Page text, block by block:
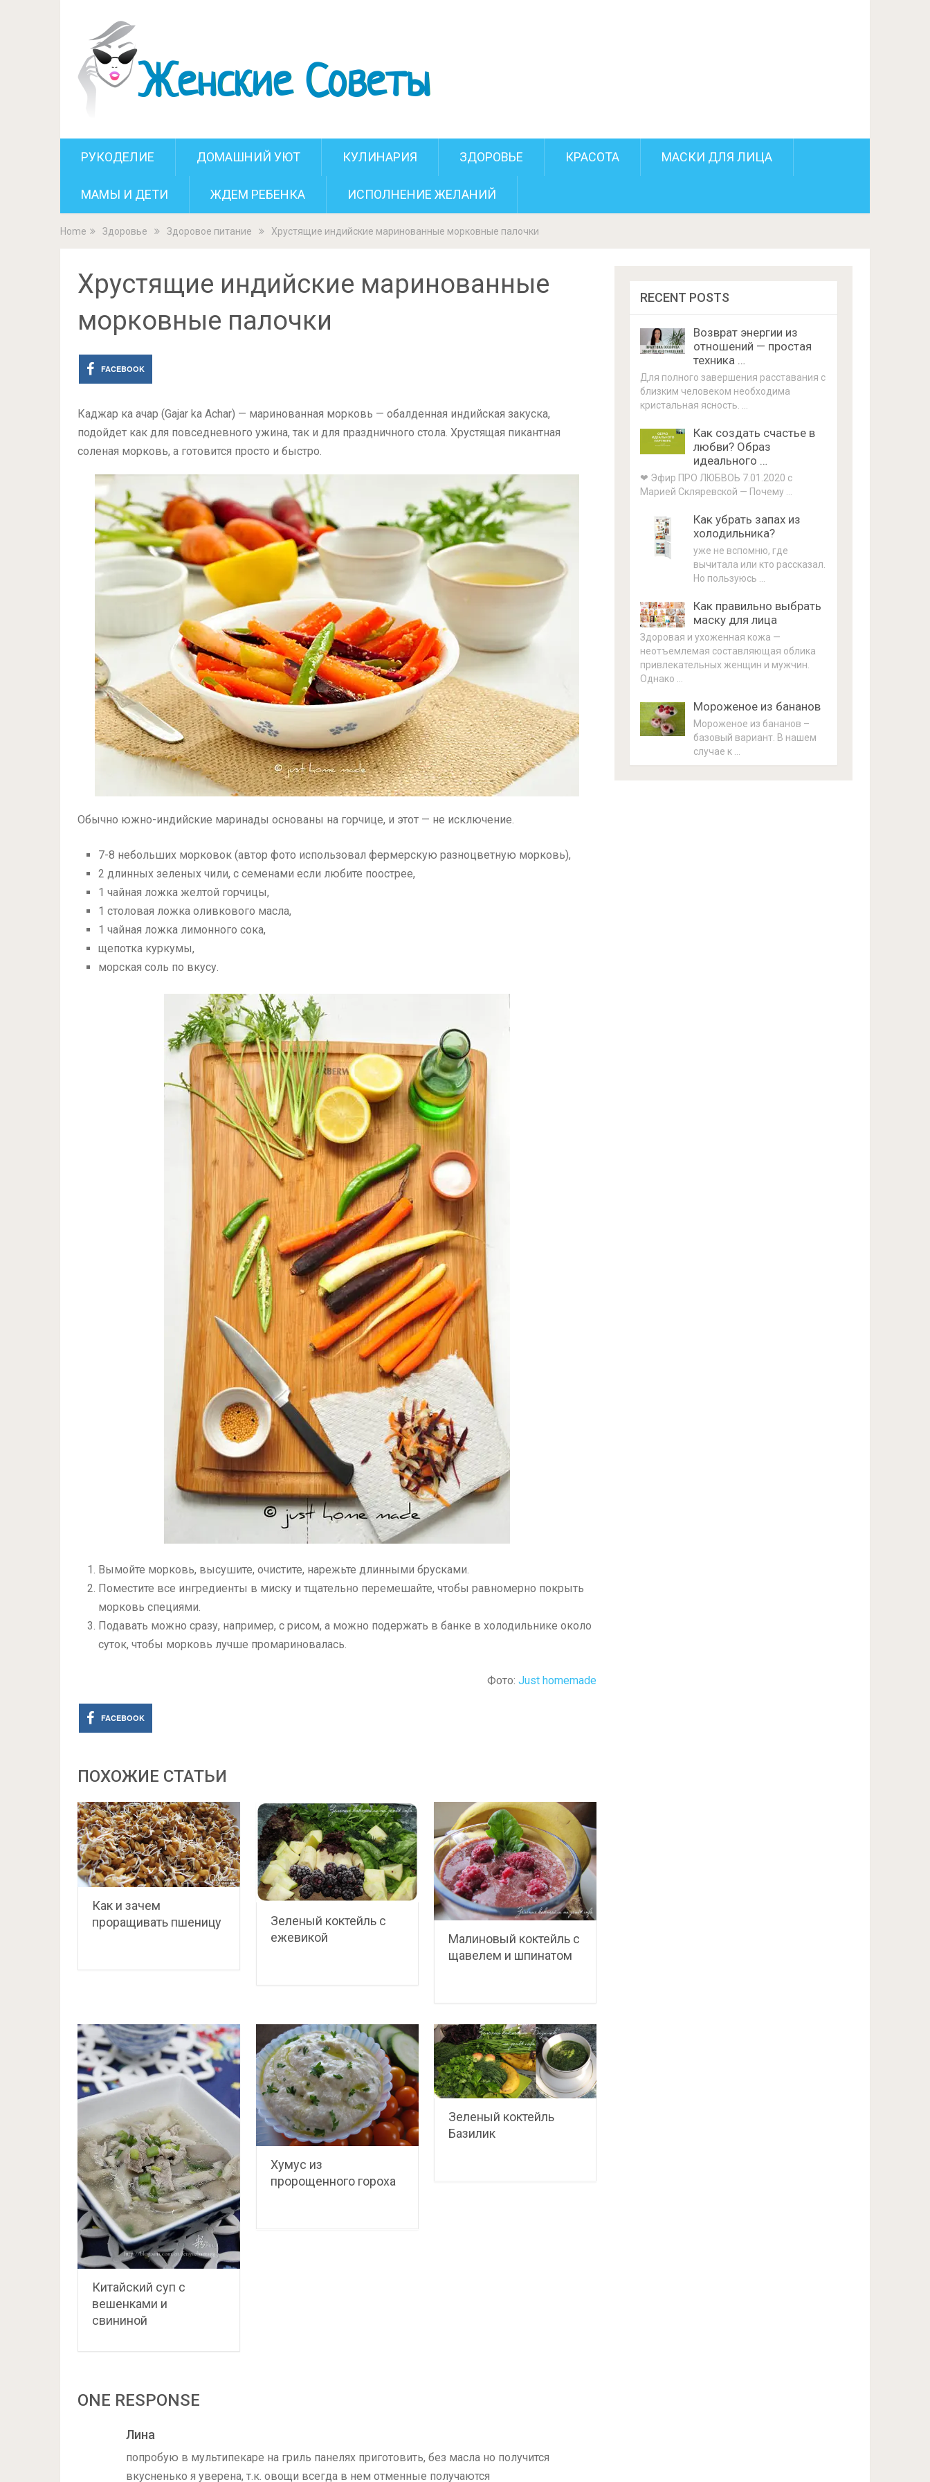
РУКОДЕЛИЕ ДОМАШНИЙ УЮТ КУЛИНАРИЯ ЗДОРОВЬЕ КРАСОТА МАСКИ ДЛЯ ЛИЦА
МАМЫ И ДЕТИ ЖДЕМ РЕБЕНКА ИСПОЛНЕНИЕ ЖЕЛАНИЙ
Home Здоровье Здоровое питание Хрустящие индийские маринованные морковные палочки
Хрустящие индийские маринованные
морковные палочки
FACEBOOK
Каджар ка ачар (Gajar ka Achar) — маринованная морковь — обалденная индийская закуска,
подойдет как для повседневного ужина, так и для праздничного стола. Хрустящая пикантная
соленая морковь, а готовится просто и быстро.
Обычно южно-индийские маринады основаны на горчице, и этот — не исключение.
7-8 небольших морковок (автор фото использовал фермерскую разноцветную морковь),
2 длинных зеленых чили, с семенами если любите поострее,
1 чайная ложка желтой горчицы,
1 столовая ложка оливкового масла,
1 чайная ложка лимонного сока,
щепотка куркумы,
морская соль по вкусу.
Вымойте морковь, высушите, очистите, нарежьте длинными брусками.
Поместите все ингредиенты в миску и тщательно перемешайте, чтобы равномерно покрыть
морковь специями.
Подавать можно сразу, например, с рисом, а можно подержать в банке в холодильнике около
суток, чтобы морковь лучше промариновалась.
Фото:Just homemade
FACEBOOK
ПОХОЖИЕ СТАТЬИ
Как и зачем
проращивать пшеницу
Зеленый коктейль с
ежевикой
Малиновый коктейль с
щавелем и шпинатом
Китайский суп с
вешенками и
свининой
Хумус из
пророщенного гороха
Зеленый коктейль
Базилик
ONE RESPONSE
Лина
попробую в мультипекаре на гриль панелях приготовить, без масла но получится
вкусненько я уверена, т.к. овощи всегда в нем отменные получаются
RECENT POSTS
Возврат энергии из
отношений — простая
техника …
Для полного завершения расставания с
близким человеком необходима
кристальная ясность. …
Как создать счастье в
любви? Образ
идеального …
❤ Эфир ПРО ЛЮБВОЬ 7.01.2020 с
Марией Скляревской — Почему …
Как убрать запах из
холодильника?
уже не вспомню, где
вычитала или кто рассказал.
Но пользуюсь …
Как правильно выбрать
маску для лица
Здоровая и ухоженная кожа —
неотъемлемая составляющая облика
привлекательных женщин и мужчин.
Однако …
Мороженое из бананов
Мороженое из бананов –
базовый вариант. В нашем
случае к …